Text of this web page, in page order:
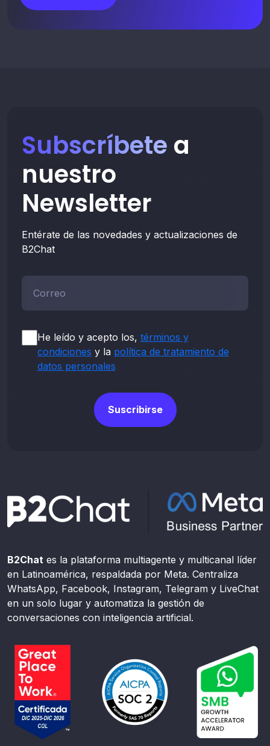
Subscríbete a
nuestro
Newsletter
Entérate de las novedades y actualizaciones de
B2Chat
Correo*
Suscribirse
He leído y acepto los, términos y
condiciones y la política de tratamiento de
datos personales
B2Chat es la plataforma multiagente y multicanal líder
en Latinoamérica, respaldada por Meta. Centraliza
WhatsApp, Facebook, Instagram, Telegram y LiveChat
en un solo lugar y automatiza la gestión de
conversaciones con inteligencia artificial.